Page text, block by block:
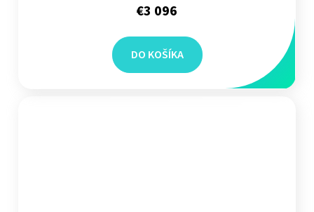
€3 096
DO KOŠÍKA